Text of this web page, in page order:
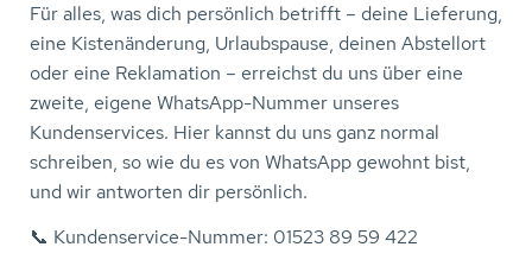
Für alles, was dich persönlich betrifft – deine Lieferung,
eine Kistenänderung, Urlaubspause, deinen Abstellort
oder eine Reklamation – erreichst du uns über eine
zweite, eigene WhatsApp-Nummer unseres
Kundenservices. Hier kannst du uns ganz normal
schreiben, so wie du es von WhatsApp gewohnt bist,
und wir antworten dir persönlich.
📞 Kundenservice-Nummer: 01523 89 59 422